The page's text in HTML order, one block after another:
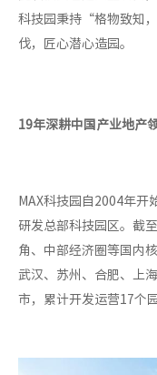
科技园秉持“格物致知
伐，匠心潜心造园。
19年深耕中国产业地产
MAX科技园自2004年开
研发总部科技园区。截
角、中部经济圈等国内
武汉、苏州、合肥、上
市，累计开发运营17个园